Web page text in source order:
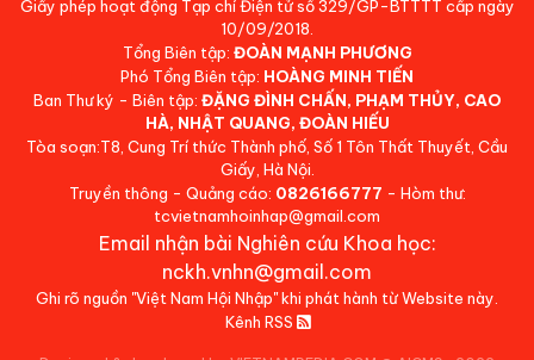
Giấy phép hoạt động Tạp chí Điện tử số 329/GP-BTTTT cấp ngày
10/09/2018.
Tổng Biên tập: ĐOÀN MẠNH PHƯƠNG
Phó Tổng Biên tập: HOÀNG MINH TIẾN
Ban Thư ký - Biên tập: ĐẶNG ĐÌNH CHẤN, PHẠM THỦY, CAO
HÀ, NHẬT QUANG, ĐOÀN HIẾU
Tòa soạn:T8, Cung Trí thức Thành phố, Số 1 Tôn Thất Thuyết, Cầu
Giấy, Hà Nội.
Truyền thông - Quảng cáo: 0826166777 - Hòm thư:
tcvietnamhoinhap@gmail.com
Email nhận bài Nghiên cứu Khoa học:
nckh.vnhn@gmail.com
Ghi rõ nguồn "Việt Nam Hội Nhập" khi phát hành từ Website này.
Kênh RSS